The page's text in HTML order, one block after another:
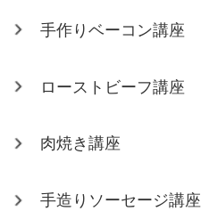
手作りベーコン講座
ローストビーフ講座
肉焼き講座
手造りソーセージ講座